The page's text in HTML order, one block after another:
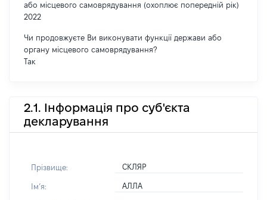
або місцевого самоврядування (охоплює попередній рік)
2022
Чи продовжуєте Ви виконувати функції держави або
органу місцевого самоврядування?
Так
2.1. Інформація про суб'єкта
декларування
Прізвище: СКЛЯР
Імʼя: АЛЛА